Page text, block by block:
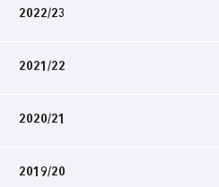
2022/23
2021/22
2020/21
2019/20